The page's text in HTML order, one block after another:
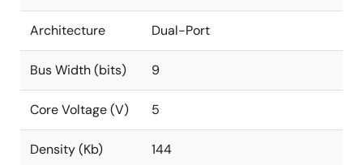
Architecture Dual-Port
Bus Width (bits) 9
Core Voltage (V) 5
Density (Kb) 144